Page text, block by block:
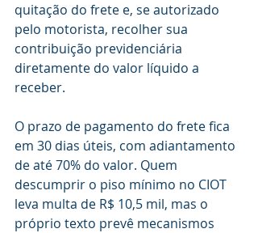
quitação do frete e, se autorizado
pelo motorista, recolher sua
contribuição previdenciária
diretamente do valor líquido a
receber.
O prazo de pagamento do frete fica
em 30 dias úteis, com adiantamento
de até 70% do valor. Quem
descumprir o piso mínimo no CIOT
leva multa de R$ 10,5 mil, mas o
próprio texto prevê mecanismos